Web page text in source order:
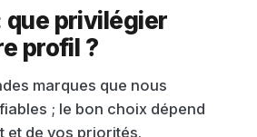
que privilégier
profil ?
marques que nous
; le bon choix dépend
et de vos priorités.